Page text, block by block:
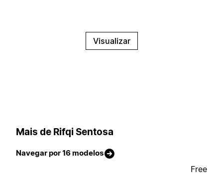
Visualizar
Mais de Rifqi Sentosa
Navegar por 16 modelos
Free